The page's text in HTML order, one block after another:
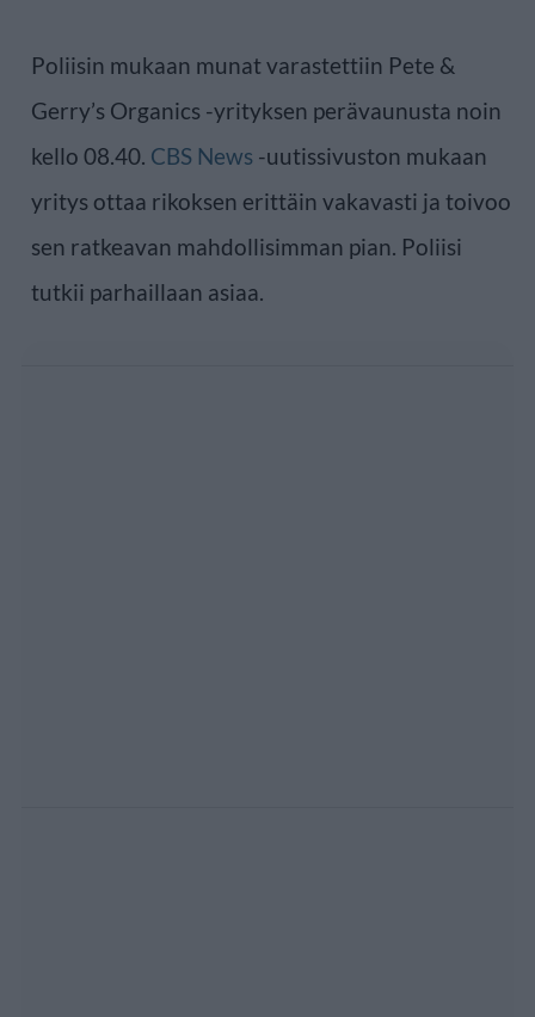
Poliisin mukaan munat varastettiin Pete &
Gerry’s Organics -yrityksen perävaunusta noin
kello 08.40. CBS News -uutissivuston mukaan
yritys ottaa rikoksen erittäin vakavasti ja toivoo
sen ratkeavan mahdollisimman pian. Poliisi
tutkii parhaillaan asiaa.